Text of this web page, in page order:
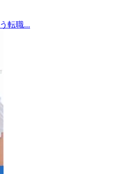
転職...